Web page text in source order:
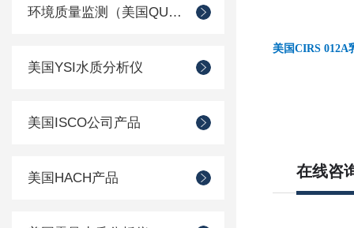
环境质量监测（美国QUEST）
美国YSI水质分析仪
美国ISCO公司产品
美国HACH产品
美国CIRS 012A
在线咨